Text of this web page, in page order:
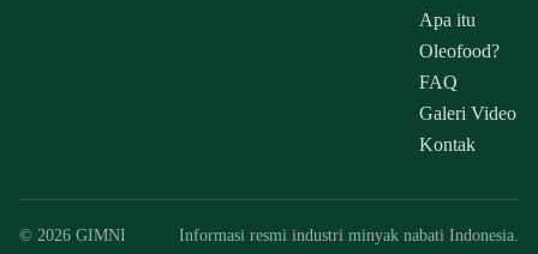
Apa itu
Oleofood?
FAQ
Galeri Video
Kontak
© 2026 GIMNI Informasi resmi industri minyak nabati Indonesia.